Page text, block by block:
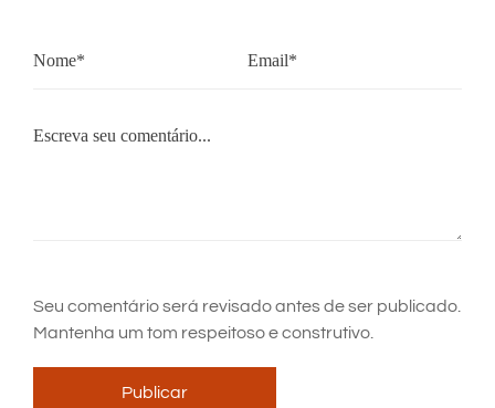
Seu comentário será revisado antes de ser publicado.
Mantenha um tom respeitoso e construtivo.
Publicar